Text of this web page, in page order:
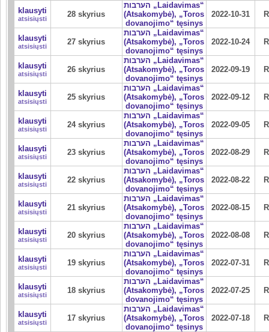
klausyti
atsisiųsti 28 skyrius
הערבות „Laidavimas“
(Atsakomybė), „Toros
dovanojimo“ tęsinys
2022-10-31
klausyti
atsisiųsti 27 skyrius
הערבות „Laidavimas“
(Atsakomybė), „Toros
dovanojimo“ tęsinys
2022-10-24
klausyti
atsisiųsti 26 skyrius
הערבות „Laidavimas“
(Atsakomybė), „Toros
dovanojimo“ tęsinys
2022-09-19
klausyti
atsisiųsti 25 skyrius
הערבות „Laidavimas“
(Atsakomybė), „Toros
dovanojimo“ tęsinys
2022-09-12
klausyti
atsisiųsti 24 skyrius
הערבות „Laidavimas“
(Atsakomybė), „Toros
dovanojimo“ tęsinys
2022-09-05
klausyti
atsisiųsti 23 skyrius
הערבות „Laidavimas“
(Atsakomybė), „Toros
dovanojimo“ tęsinys
2022-08-29
klausyti
atsisiųsti 22 skyrius
הערבות „Laidavimas“
(Atsakomybė), „Toros
dovanojimo“ tęsinys
2022-08-22
klausyti
atsisiųsti 21 skyrius
הערבות „Laidavimas“
(Atsakomybė), „Toros
dovanojimo“ tęsinys
2022-08-15
klausyti
atsisiųsti 20 skyrius
הערבות „Laidavimas“
(Atsakomybė), „Toros
dovanojimo“ tęsinys
2022-08-08
klausyti
atsisiųsti 19 skyrius
הערבות „Laidavimas“
(Atsakomybė), „Toros
dovanojimo“ tęsinys
2022-07-31
klausyti
atsisiųsti 18 skyrius
הערבות „Laidavimas“
(Atsakomybė), „Toros
dovanojimo“ tęsinys
2022-07-25
klausyti
atsisiųsti 17 skyrius
הערבות „Laidavimas“
(Atsakomybė), „Toros
dovanojimo“ tęsinys
2022-07-18